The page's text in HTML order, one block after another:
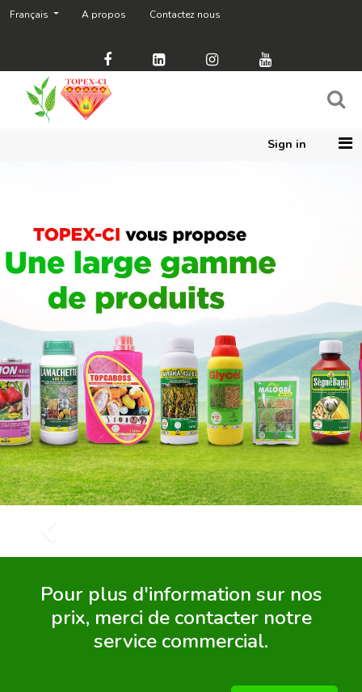
A propos Contactez nous
Français
Sign in
Pour plus d'information sur nos
prix, merci de contacter notre
service commercial.
Fongicides
Herbicides
Price
Range